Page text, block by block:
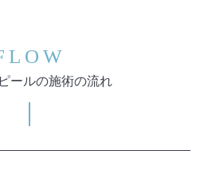
ールの施術の流れ